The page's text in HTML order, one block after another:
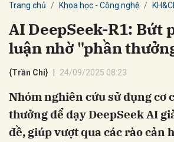
Trang chủ Khoa học - Công nghệ
AI DeepSeek-R1: Bứt
luận nhờ "phần
{Trần Chi} 24/09/2025 08:23
Nhóm nghiên cứu sử dụng cơ
thưởng để dạy DeepSeek AI
đề, giúp vượt qua các rào cản
Hủy